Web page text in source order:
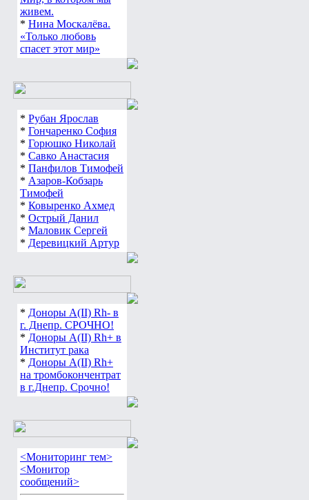
живем.
* Нина Москалёва.
«Только любовь
спасет этот мир»
* Рубан Ярослав
* Гончаренко София
* Горюшко Николай
* Савко Анастасия
* Панфилов Тимофей
* Азаров-Кобзарь
Тимофей
* Ковыренко Ахмед
* Острый Данил
* Маловик Сергей
* Деревицкий Артур
* Доноры А(ІІ) Rh- в
г. Днепр. СРОЧНО!
* Доноры А(ІІ) Rh+ в
Институт рака
* Доноры А(ІІ) Rh+
на тромбокончентрат
в г.Днепр. Срочно!
<Мониторинг тем>
<Монитор
сообщений>